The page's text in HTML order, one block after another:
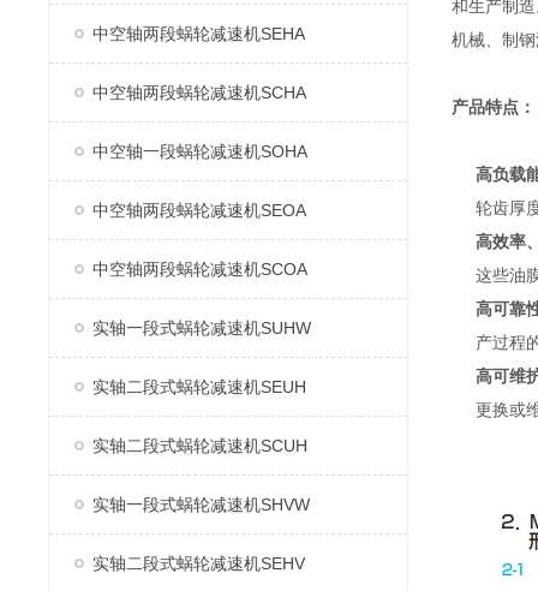
中空轴两段蜗轮减速机SEHA
中空轴两段蜗轮减速机SCHA
中空轴一段蜗轮减速机SOHA
中空轴两段蜗轮减速机SEOA
中空轴两段蜗轮减速机SCOA
实轴一段式蜗轮减速机SUHW
实轴二段式蜗轮减速机SEUH
实轴二段式蜗轮减速机SCUH
实轴一段式蜗轮减速机SHVW
实轴二段式蜗轮减速机SEHV
和生产制
机械、制
产品特点：
高负载
轮齿厚
高效率
这些油
高可靠
产过程
高可维
更换或